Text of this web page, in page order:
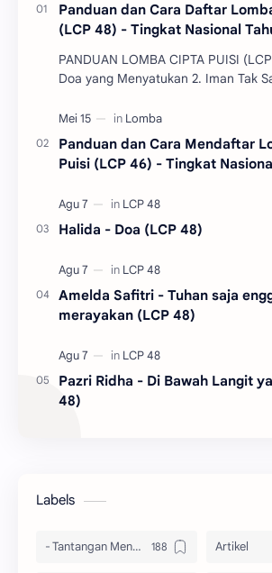
Panduan dan Cara Daftar
(LCP 48) - Tingkat Nasional
PANDUAN LOMBA CIPTA PUISI
Doa yang Menyatukan 2. Iman Tak
Panduan dan Cara Mendaftar
Puisi (LCP 46) - Tingkat
Halida - Doa (LCP 48)
Amelda Safitri - Tuhan saja enggan
merayakan (LCP 48)
Pazri Ridha - Di Bawah Langit yang Sama (LCP
48)
Labels
- Tantangan Menulis Quote Tema "CINTA" Artikel